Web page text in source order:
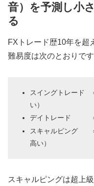
音）を予測し小
る
FXトレード歴10年を超
難易度は次のとおりです
スイングトレード
い）
デイトレード ＝
スキャルピング
高い）
スキャルピングは超上